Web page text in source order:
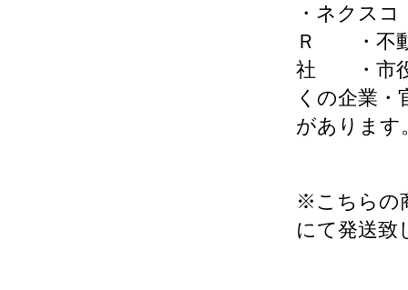
・ネク
Ｒ ・不
社 ・市
くの企業・
があります
※こちらの
にて発送致